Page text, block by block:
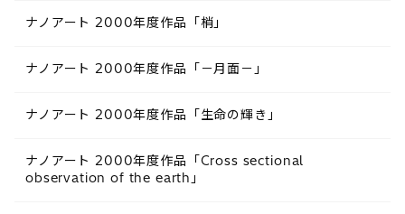
ナノアート 2000年度作品「梢」
ナノアート 2000年度作品「－月面－」
ナノアート 2000年度作品「生命の輝き」
ナノアート 2000年度作品「Cross sectional
observation of the earth」